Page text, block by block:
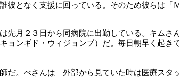
となく支援に回っている。そのため彼らは「
先月２３日から同病院に出勤している。キム
ョンギド・ウィジョンブ）だ。毎日朝早く起
。ぺさんは「外部から見ていた時は医療ス